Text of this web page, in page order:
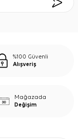
%100 Güvenli
Alışveriş
Mağazada
Değişim